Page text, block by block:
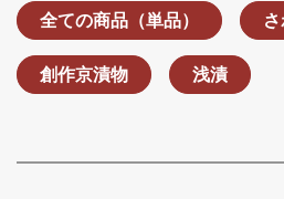
全ての商品（単品）
創作京漬物 浅漬